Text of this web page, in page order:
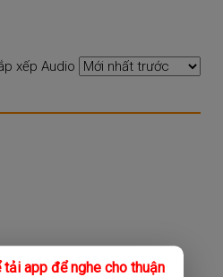
app để nghe cho thuận
xếp Audio